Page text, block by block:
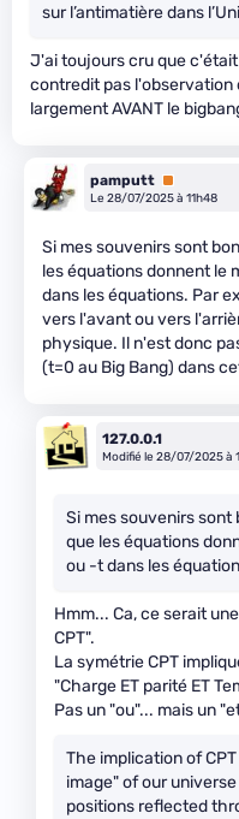
sur l’antimatière dans
J'ai toujours cru que
contredit pas l'observation
largement AVANT le
pamputt Premium
Le 28/07/2025 à 11h48
Si mes souvenirs sont
les équations donnent le
dans les équations. Par
vers l'avant ou vers
physique. Il n'est donc
(t=0 au Big Bang) dans
127.0.0.1
Modifié le 28/07/2025 à
Si mes souvenirs sont
que les équations
ou -t dans les
Hmm... Ca, ce serait
CPT".
La symétrie CPT
"Charge ET parité ET
Pas un "ou"... mais un
The implication of
image" of our
positions reflected